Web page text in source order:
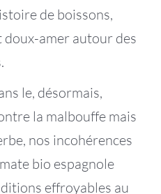
de boissons,
doux-amer autour des
le, désormais,
la malbouffe mais
nos incohérences
bio espagnole
effroyables au